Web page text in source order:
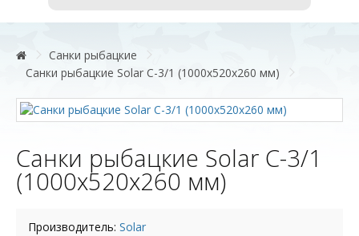
Санки рыбацкие
Санки рыбацкие Solar C-3/1 (1000x520x260 мм)
Санки рыбацкие Solar C-3/1
(1000x520x260 мм)
Производитель: Solar